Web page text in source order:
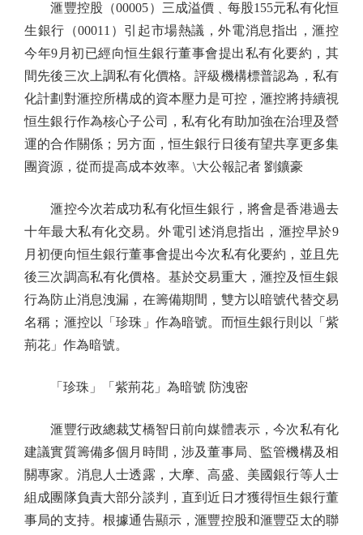
滙豐控股（00005）三成溢價﹑每股155元私有化恒
生銀行（00011）引起市場熱議，外電消息指出，滙控
今年9月初已經向恒生銀行董事會提出私有化要約，其
間先後三次上調私有化價格。評級機構標普認為，私有
化計劃對滙控所構成的資本壓力是可控，滙控將持續視
恒生銀行作為核心子公司，私有化有助加強在治理及營
運的合作關係；另方面，恒生銀行日後有望共享更多集
團資源，從而提高成本效率。\大公報記者 劉鑛豪
滙控今次若成功私有化恒生銀行，將會是香港過去
十年最大私有化交易。外電引述消息指出，滙控早於9
月初便向恒生銀行董事會提出今次私有化要約，並且先
後三次調高私有化價格。基於交易重大，滙控及恒生銀
行為防止消息洩漏，在籌備期間，雙方以暗號代替交易
名稱；滙控以「珍珠」作為暗號。而恒生銀行則以「紫
荊花」作為暗號。
「珍珠」「紫荊花」為暗號 防洩密
滙豐行政總裁艾橋智日前向媒體表示，今次私有化
建議實質籌備多個月時間，涉及董事局、監管機構及相
關專家。消息人士透露，大摩、高盛、美國銀行等人士
組成團隊負責大部分談判，直到近日才獲得恒生銀行董
事局的支持。根據通告顯示，滙豐控股和滙豐亞太的聯